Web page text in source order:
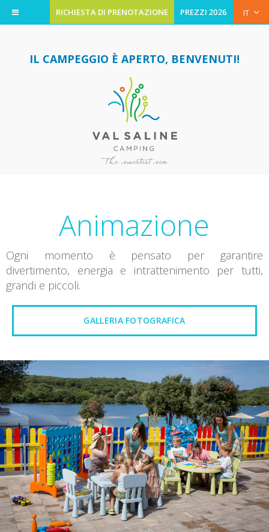
IT
PREZZI 2026
RICHIESTA DI PRENOTAZIONE
IL CAMPEGGIO È APERTO, BENVENUTI!
Animazione
Ogni momento è pensato per garantire
divertimento, energia e intrattenimento per tutti,
grandi e piccoli.
GALLERIA FOTOGRAFICA